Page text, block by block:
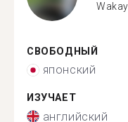
СВОБОДНЫЙ
японский
ИЗУЧАЕТ
английский